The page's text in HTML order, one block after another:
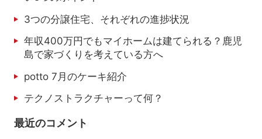
3つの分譲住宅、それぞれの進捗状況
年収400万円でもマイホームは建てられる？鹿児
島で家づくりを考えている方へ
potto 7月のケーキ紹介
テクノストラクチャーって何？
最近のコメント